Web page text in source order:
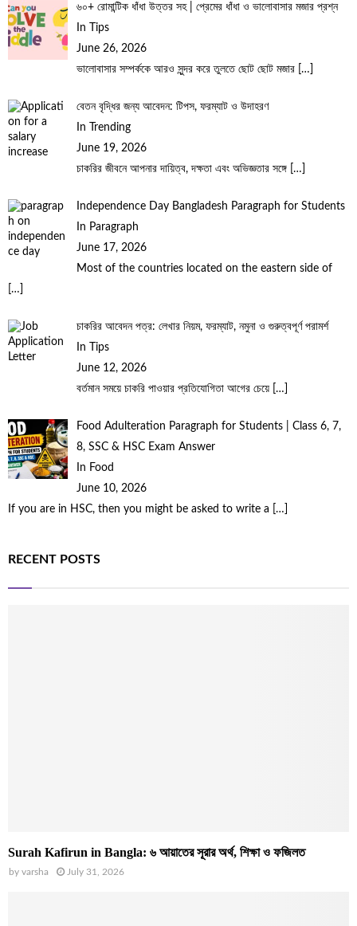
৬০+ রোমান্টিক ধাঁধা উত্তর সহ | প্রেমের ধাঁধা ও ভালোবাসার মজার প্রশ্ন
In Tips
June 26, 2026
ভালোবাসার সম্পর্ককে আরও সুন্দর করে তুলতে ছোট ছোট মজার […]
বেতন বৃদ্ধির জন্য আবেদন: টিপস, ফরম্যাট ও উদাহরণ
In Trending
June 19, 2026
চাকরির জীবনে আপনার দায়িত্ব, দক্ষতা এবং অভিজ্ঞতার সঙ্গে […]
Independence Day Bangladesh Paragraph for Students
In Paragraph
June 17, 2026
Most of the countries located on the eastern side of
[…]
চাকরির আবেদন পত্র: লেখার নিয়ম, ফরম্যাট, নমুনা ও গুরুত্বপূর্ণ পরামর্শ
In Tips
June 12, 2026
বর্তমান সময়ে চাকরি পাওয়ার প্রতিযোগিতা আগের চেয়ে […]
Food Adulteration Paragraph for Students | Class 6, 7,
8, SSC & HSC Exam Answer
In Food
June 10, 2026
If you are in HSC, then you might be asked to write a
[…]
RECENT POSTS
Surah Kafirun in Bangla: ৬ আয়াতের সূরার অর্থ, শিক্ষা ও ফজিলত
by varsha July 31, 2026